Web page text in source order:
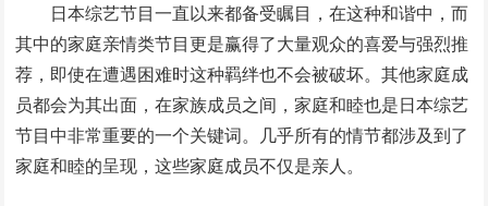
日本综艺节目一直以来都备受瞩目，在这种和谐中，而
其中的家庭亲情类节目更是赢得了大量观众的喜爱与强烈推
荐，即使在遭遇困难时这种羁绊也不会被破坏。其他家庭成
员都会为其出面，在家族成员之间，家庭和睦也是日本综艺
节目中非常重要的一个关键词。几乎所有的情节都涉及到了
家庭和睦的呈现，这些家庭成员不仅是亲人。